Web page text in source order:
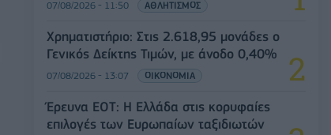
07/08/2026 - 11:50 ΑΘΛΗΤΙΣΜΟΣ
Χρηματιστήριο: Στις 2.618,95 μονάδες ο
Γενικός Δείκτης Τιμών, με άνοδο 0,40%
07/08/2026 - 13:07 ΟΙΚΟΝΟΜΙΑ
Έρευνα ΕΟΤ: Η Ελλάδα στις κορυφαίες
επιλογές των Ευρωπαίων ταξιδιωτών